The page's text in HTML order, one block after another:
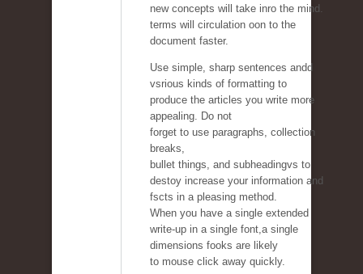
new concepts will take inro the mind.
terms will circulation oon to the
document faster.
Use simple, sharp sentences andd
vsrious kinds of formatting to
produce the articles you write more
appealing. Do not
forget to use paragraphs, collection
breaks,
bullet things, and subheadingvs to
destoy increase your information and
fscts in a pleasing method.
When you have a single extended
write-up in a single font,a single
dimensions fooks are likely
to mouse click away quickly.